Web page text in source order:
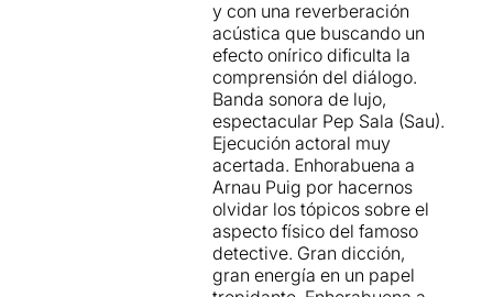
y con una reverberación
acústica que buscando un
efecto onírico dificulta la
comprensión del diálogo.
Banda sonora de lujo,
espectacular Pep Sala (Sau).
Ejecución actoral muy
acertada. Enhorabuena a
Arnau Puig por hacernos
olvidar los tópicos sobre el
aspecto físico del famoso
detective. Gran dicción,
gran energía en un papel